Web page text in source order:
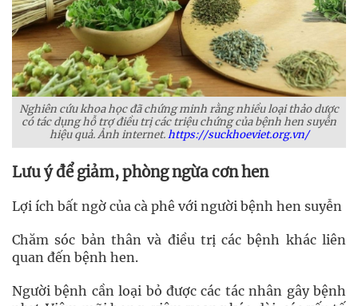
Nghiên cứu khoa học đã chứng minh rằng nhiều loại thảo dược
có tác dụng hỗ trợ điều trị các triệu chứng của bệnh hen suyễn
hiệu quả. Ảnh internet.https://suckhoeviet.org.vn/
Lưu ý để giảm, phòng ngừa cơn hen
Lợi ích bất ngờ của cà phê với người bệnh hen suyễn
Chăm sóc bản thân và điều trị các bệnh khác liên
quan đến bệnh hen.
Người bệnh cần loại bỏ được các tác nhân gây bệnh